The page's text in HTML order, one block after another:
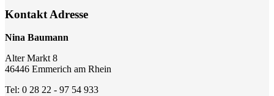
Kontakt Adresse
Nina Baumann
Alter Markt 8
46446 Emmerich am Rhein
Tel: 0 28 22 - 97 54 933